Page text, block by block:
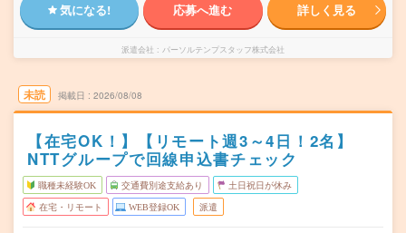
気になる! 応募へ進む 詳しく見る
派遣会社 パーソルテンプスタッフ株式会社
未読 掲載日 2026/08/08
【在宅OK！】【リモート週3～4日！2名】
NTTグループで回線申込書チェック
職種未経験OK 交通費別途支給あり 土日祝日が休み
在宅・リモート WEB登録OK 派遣